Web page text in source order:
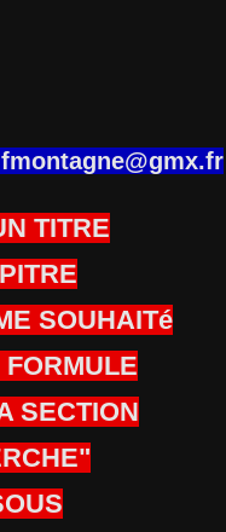
fmontagne@gmx.fr
TITRE
SOUHAITé
SECTION